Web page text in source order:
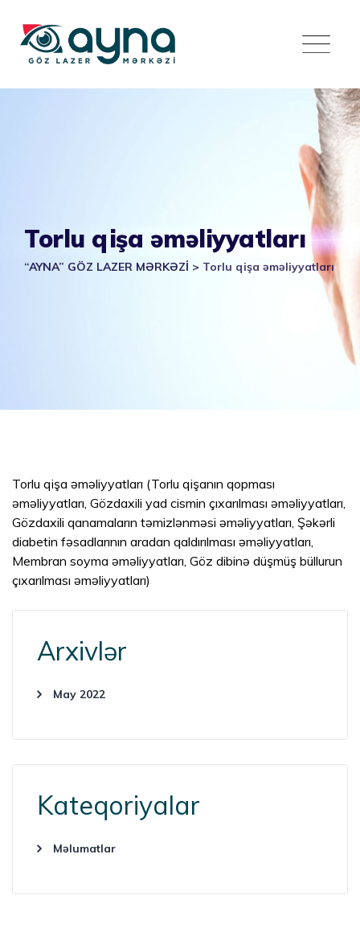
content
Torlu qişa əməliyyatları
“AYNA” GÖZ LAZER MƏRKƏZİ > Torlu qişa əməliyyatları
Torlu qişa əməliyyatları (Torlu qişanın qopması
əməliyyatları, Gözdaxili yad cismin çıxarılması əməliyyatları,
Gözdaxili qanamaların təmizlənməsi əməliyyatları, Şəkərli
diabetin fəsadlarının aradan qaldırılması əməliyyatları,
Membran soyma əməliyyatları, Göz dibinə düşmüş büllurun
çıxarılması əməliyyatları)
Arxivlər
May 2022
Kateqoriyalar
Məlumatlar